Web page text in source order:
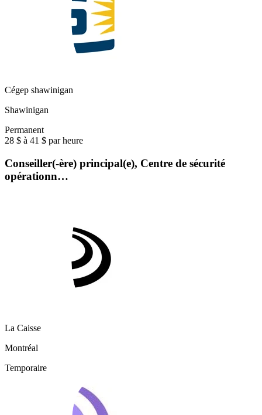
Cégep shawinigan
Shawinigan
Permanent
28 $ à 41 $ par heure
Conseiller(-ère) principal(e), Centre de sécurité
opérationn…
La Caisse
Montréal
Temporaire